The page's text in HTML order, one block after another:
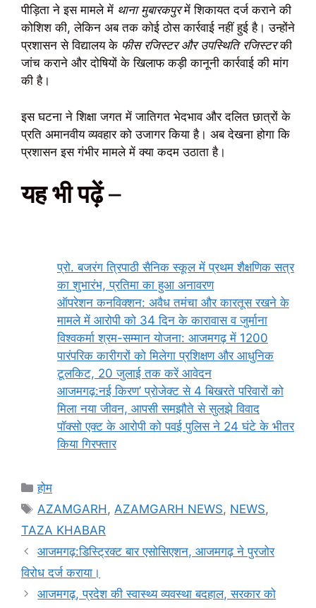
पीड़िता ने इस मामले में थाना मुबारकपुरमें शिकायत दर्ज कराने की
कोशिश की, लेकिन अब तक कोई ठोस कार्रवाई नहीं हुई है। उन्होंने
प्रशासन से विद्यालय के फीस रजिस्टर और उपस्थिति रजिस्टरकी
जांच कराने और दोषियों के खिलाफ कड़ी कानूनी कार्रवाई की मांग
की है।
इस घटना ने शिक्षा जगत में जातिगत भेदभाव और दलित छात्रों के
प्रति अमानवीय व्यवहार को उजागर किया है। अब देखना होगा कि
प्रशासन इस गंभीर मामले में क्या कदम उठाता है।
यह भी पढ़ें–
प्रो. बजरंग त्रिपाठी सैनिक स्कूल में प्रथम शैक्षणिक सत्र
का शुभारंभ, प्रतिमा का हुआ अनावरण
ऑपरेशन कनविक्शन: अवैध तमंचा और कारतूस रखने के
मामले में आरोपी को 34 दिन के कारावास व जुर्माना
विश्वकर्मा श्रम-सम्मान योजना: आजमगढ़ में 1200
पारंपरिक कारीगरों को मिलेगा प्रशिक्षण और आधुनिक
टूलकिट, 20 जुलाई तक करें आवेदन
आजमगढ़:नई किरण’ प्रोजेक्ट से 4 बिखरते परिवारों को
मिला नया जीवन, आपसी समझौते से सुलझे विवाद
पॉक्सो एक्ट के आरोपी को पवई पुलिस ने 24 घंटे के भीतर
किया गिरफ्तार
Categories
होम
Tags
AZAMGARH , AZAMGARH NEWS, NEWS,
TAZA KHABAR
आजमगढ़:डिस्ट्रिक्ट बार एसोसिएशन, आजमगढ़ ने पुरजोर
विरोध दर्ज कराया।
आजमगढ़, प्रदेश की स्वास्थ्य व्यवस्था बदहाल, सरकार को